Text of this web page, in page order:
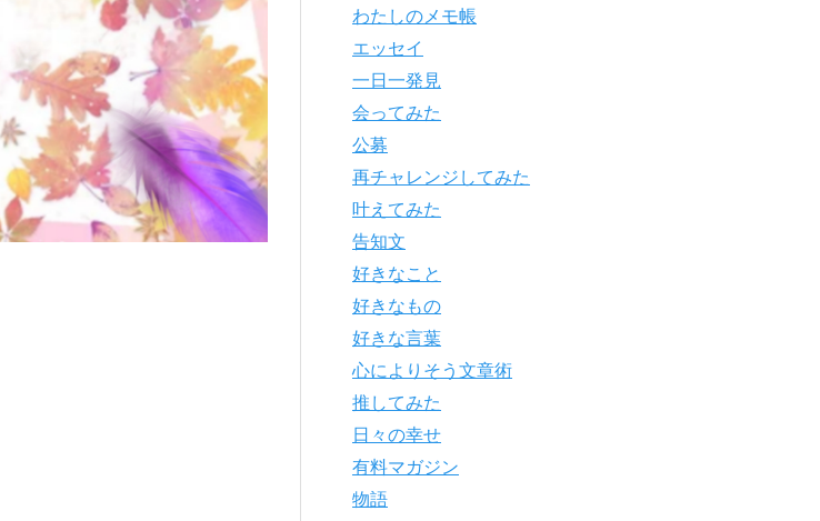
わたしのメモ帳
エッセイ
一日一発見
会ってみた
公募
再チャレンジしてみた
叶えてみた
告知文
好きなこと
好きなもの
好きな言葉
心によりそう文章術
推してみた
日々の幸せ
有料マガジン
物語